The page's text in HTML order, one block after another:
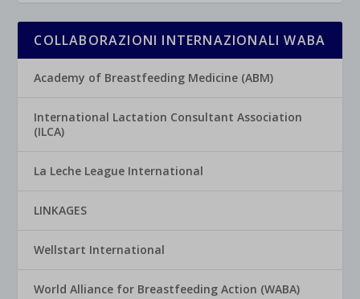
COLLABORAZIONI INTERNAZIONALI WABA
Academy of Breastfeeding Medicine (ABM)
International Lactation Consultant Association
(ILCA)
La Leche League International
LINKAGES
Wellstart International
World Alliance for Breastfeeding Action (WABA)